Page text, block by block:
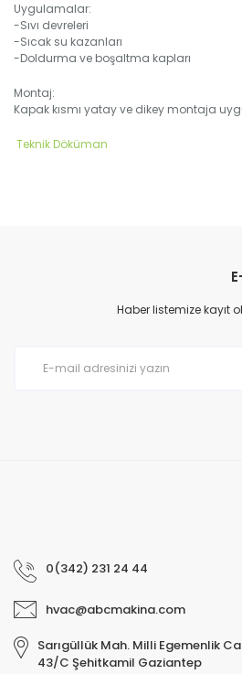
Uygulamalar:
-Sıvı devreleri
-Sıcak su kazanları
-Doldurma ve boşaltma kapları
Montaj:
Kapak kısmı yatay ve dikey montaja
Teknik Döküman
Ürün resmi kalitesiz, bozuk veya
Ürün açıklamasında eksik bilgiler
Haber listemize
0(342) 231 24 44
hvac@abcmakina.com
Sarıgüllük Mah. Milli Egemenlik
43/C Şehitkamil Gaziantep